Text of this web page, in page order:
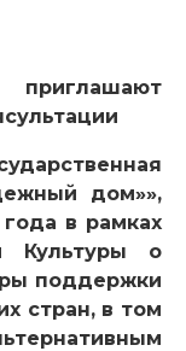
дом»»,
в рамках
Культуры о
поддержки
стран, в том